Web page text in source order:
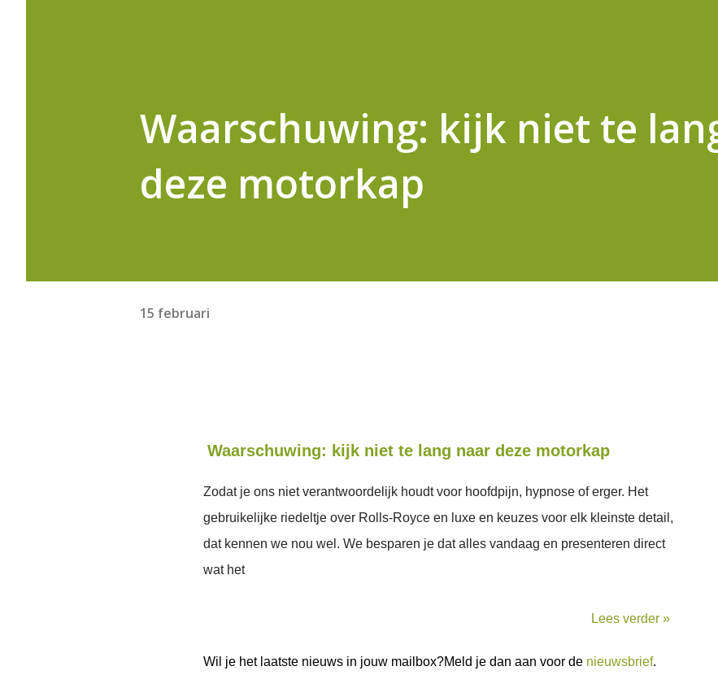
Waarschuwing: kijk niet te
deze motorkap
15 februari
Waarschuwing: kijk niet te lang naar deze motorkap
Zodat je ons niet verantwoordelijk houdt voor hoofdpijn, hypnose of erger. Het
gebruikelijke riedeltje over Rolls-Royce en luxe en keuzes voor elk kleinste detail,
dat kennen we nou wel. We besparen je dat alles vandaag en presenteren direct
wat het
Lees verder »
Wil je het laatste nieuws in jouw mailbox?Meld je dan aan voor de nieuwsbrief.